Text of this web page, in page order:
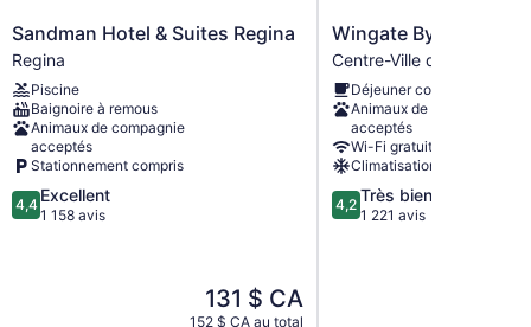
Sandman
Hotel
&
Suites
Regina
Regina
Sandman Hotel & Suites Regina
Regina
Piscine
Baignoire à remous
Animaux de compagnie
acceptés
Stationnement compris
4.4
sur
4,4 Excellent
1 158 avis
Le
prix
131 $ CA
152 $ CA au total
Wingate
By
Wyndham
Regina
Centre-
Ville
de
Regina
Wingate By
Centre-Ville de Regina
Déjeuner compris
Animaux de compagnie
acceptés
Wi-Fi gratuit
Climatisation
4.2
sur
4,2 Très bien
1 221 avis